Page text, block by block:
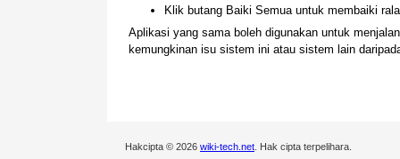
Klik butang Baiki Semua untuk membaiki
Aplikasi yang sama boleh digunakan untuk
kemungkinan isu sistem ini atau sistem lain
Hakcipta © 2026 wiki-tech.net . Hak cipta terpelihara.